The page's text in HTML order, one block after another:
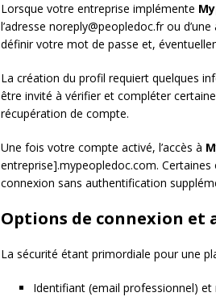
Lorsque votre entreprise implémente
l’adresse noreply@peopledoc.fr ou
définir votre mot de passe et,
La création du profil requiert quelques
être invité à vérifier et compléter
récupération de compte.
Une fois votre compte activé, l’accès à
entreprise].mypeopledoc.com.
connexion sans authentification
Options de connexion
La sécurité étant primordiale pour une
Identifiant (email professionnel) et